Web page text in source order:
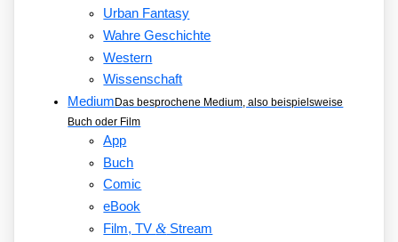
Urban Fantasy
Wahre Geschichte
Western
Wissenschaft
Medium Das besprochene Medium, also beispielsweise
Buch oder Film
App
Buch
Comic
eBook
Film, TV&Stream